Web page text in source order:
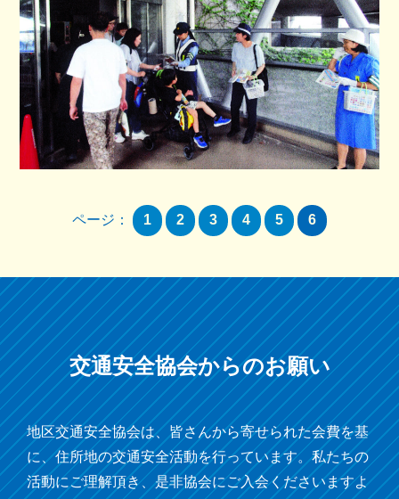
ページ： 1 2 3 4 5 6
交通安全協会からのお願い
地区交通安全協会は、皆さんから寄せられた会費を基
に、住所地の交通安全活動を行っています。私たちの
活動にご理解頂き、是非協会にご入会くださいますよ